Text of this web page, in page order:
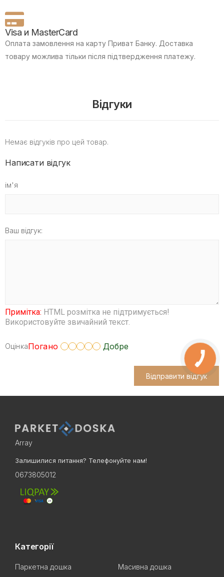
Visa и MasterCard
Оплата замовлення на карту Приват Банку. Доставка
товару можлива тільки після підтвердження платежу.
Відгуки
Немає відгуків про цей товар.
Написати відгук
ім'я
Ваш відгук:
Примітка: HTML розмітка не підтримується!
Використовуйте звичайний текст.
ОцінкаПогано Добре
Відправити відгук
Array
Залишилися питання? Телефонуйте нам!
0673805012
Категорії
Паркетна дошка
Масивна дошка